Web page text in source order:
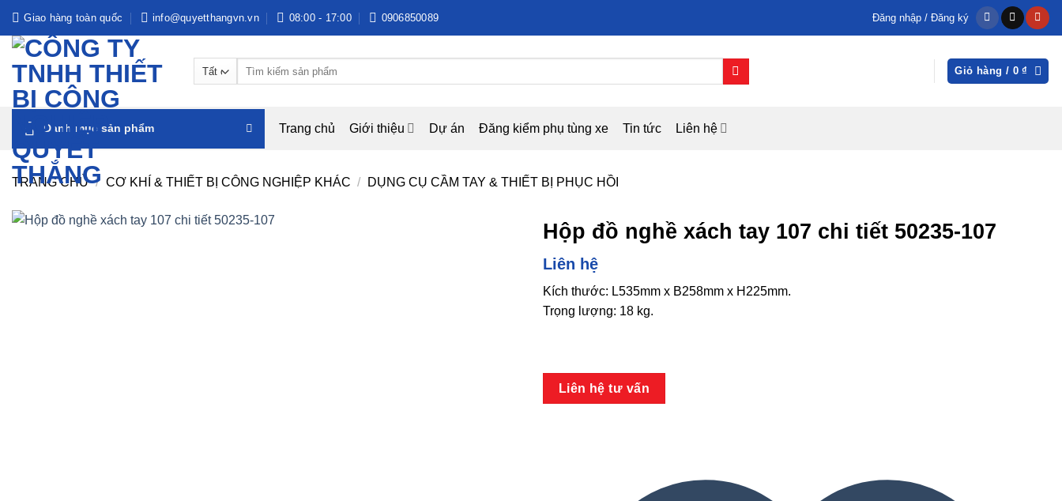
Bỏ
nội
dung
Giao hàng toàn quốc info@quyetthangvn.vn 08:00 - 17:00 0906850089 Đăng nhập / Đăng ký
Tìm
Giỏ hàng / 0₫
Danh mục sản phẩm Trang chủ Giới thiệu Dự án Đăng kiểm phụ tùng xe Tin tức Liên hệ
TRANG CHỦ / CƠ KHÍ & THIẾT BỊ CÔNG NGHIỆP KHÁC / DỤNG CỤ CẦM TAY & THIẾT BỊ PHỤC HỒI
Hộp đồ nghề xách tay 107 chi tiết 50235-107
Liên hệ
Kích thước: L535mm x B258mm x H225mm.
Trọng lượng: 18 kg.
Liên hệ tư vấn